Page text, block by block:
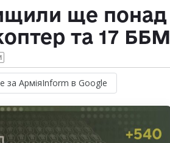
ще понад
та 17 ББМ
за АрміяInform в Google